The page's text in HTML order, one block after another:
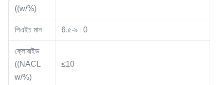
((w/%)
পিএইচ মান 6.৫-৯।0
ক্লোরাইড
((NACL
w/%)
≤10